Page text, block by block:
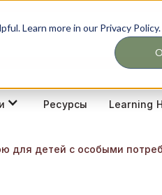
Learn more in our Privacy Policy.
обновления об
Ресурсы Learning
для детей с особыми